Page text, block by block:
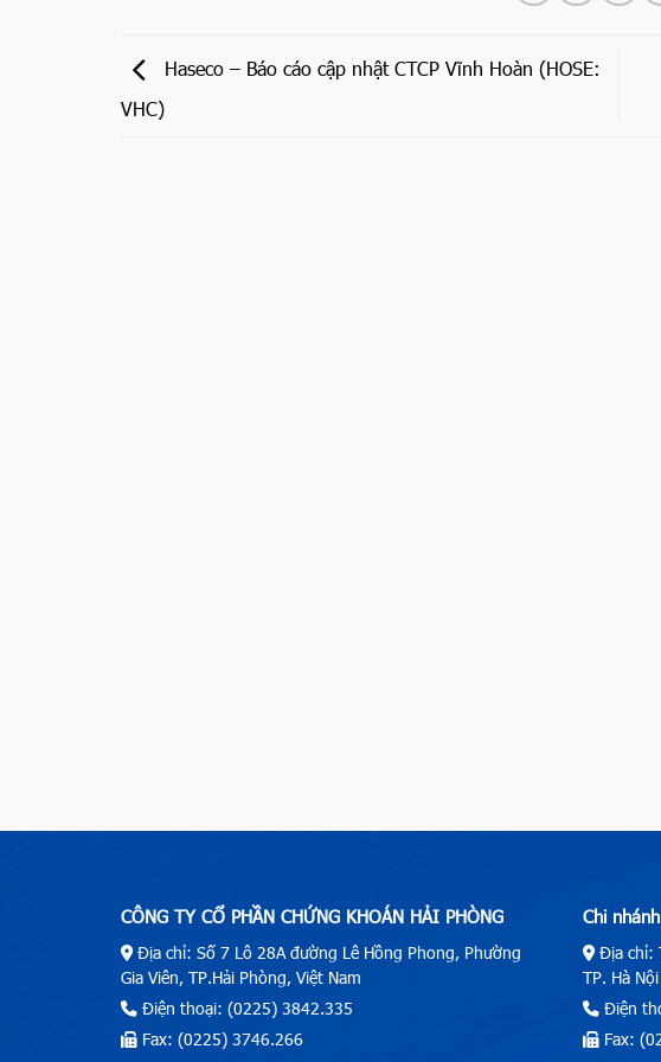
Haseco – Báo cáo cập nhật CTCP Vĩnh Hoàn (HOSE:
VHC)
CÔNG TY CỔ PHẦN CHỨNG KHOÁN HẢI PHÒNG
Địa chỉ: Số 7 Lô 28A đường Lê Hồng Phong, Phường
Gia Viên, TP.Hải Phòng, Việt Nam
Điện thoại: (0225) 3842.335
Fax: (0225) 3746.266
Chi
Địa chỉ:
TP. Hà Nội
Điện
Fax: